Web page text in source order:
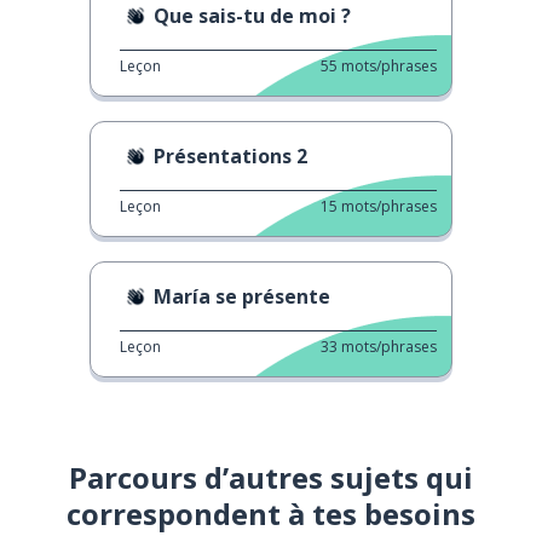
Que sais-tu de moi ?
Leçon 55 mots/phrases
Présentations 2
Leçon 15 mots/phrases
María se présente
Leçon 33 mots/phrases
Parcours d’autres sujets qui
correspondent à tes besoins